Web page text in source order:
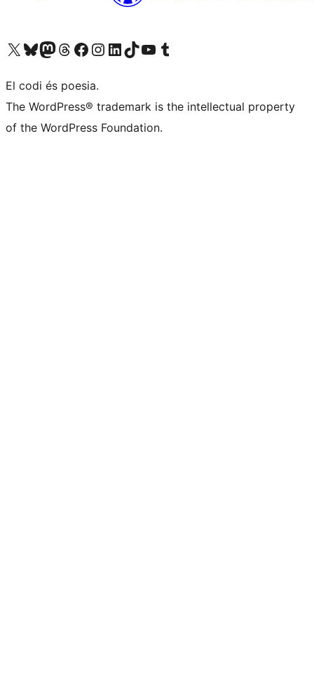
Visiteu el nostre compte X (abans Twitter)
Visiteu el nostre compte de Bluesky
Visiteu el nostre compte al Mastodon
Visiteu el nostre compte de Threads
Visiteu la nostra pàgina al Facebook
Visiteu el nostre compte d'Instagram
Visiteu el nostre compte de LinkedIn
Visiteu el nostre compte de TikTok
Visiteu el nostre canal al YouTube
Visiteu el nostre compte de Tumblr
El codi és poesia.
The WordPress® trademark is the intellectual property
of the WordPress Foundation.